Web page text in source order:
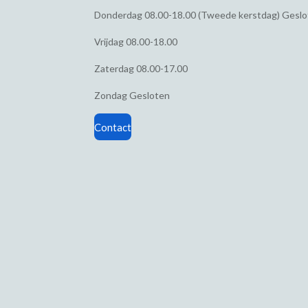
Donderdag08.00-18.00 (Tweede kerstdag)
Vrijdag08.00-18.00
Zaterdag08.00-17.00
ZondagGesloten
Contact